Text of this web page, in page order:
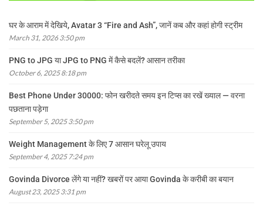
घर के आराम में देखिये, Avatar 3 “Fire and Ash”, जानें कब और कहां होगी स्ट्रीम
March 31, 2026 3:50 pm
PNG to JPG या JPG to PNG में कैसे बदलें? आसान तरीका
October 6, 2025 8:18 pm
Best Phone Under 30000: फोन खरीदते समय इन टिप्स का रखें ख्याल — वरना
पछताना पड़ेगा
September 5, 2025 3:50 pm
Weight Management के लिए 7 आसान घरेलू उपाय
September 4, 2025 7:24 pm
Govinda Divorce लेंगे या नहीं? खबरों पर आया Govinda के करीबी का बयान
August 23, 2025 3:31 pm